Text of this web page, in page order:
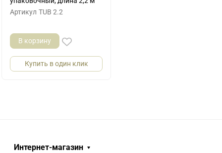
Артикул TUB 2.2
В корзину
Купить в один клик
Интернет-магазин